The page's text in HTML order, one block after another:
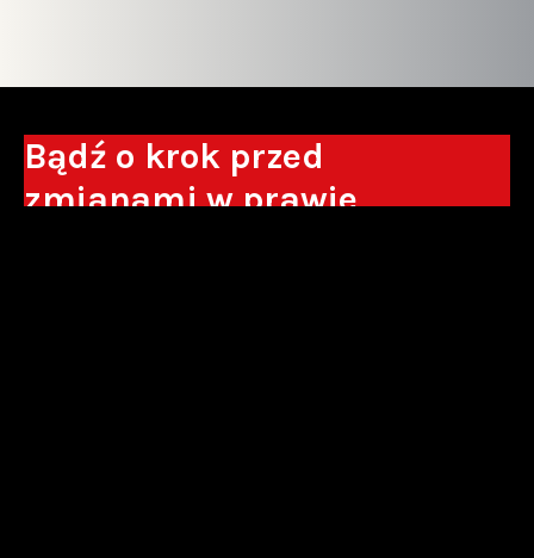
Bądź o krok przed
zmianami w prawie